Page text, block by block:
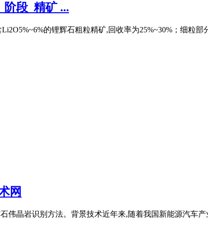
段_精矿 ...
的锂辉石粗粒精矿,回收率为25%~30%；细粒部
网
晶岩识别方法。背景技术近年来,随着我国新能源汽车